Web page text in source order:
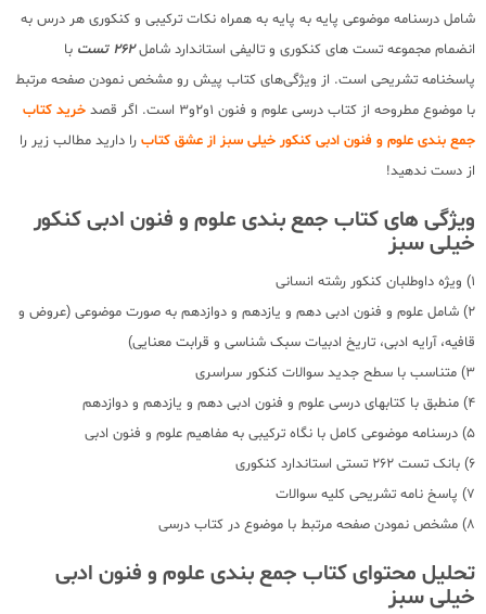
شامل درسنامه موضوعی پایه به پایه به همراه نکات ترکیبی و کنکوری هر درس به
انضمام مجموعه تست های کنکوری و تالیفی استاندارد شامل262 تست
با
پاسخنامه تشریحی است. از ویژگی‌های کتاب پیش رو مشخص نمودن صفحه مرتبط
با موضوع مطروحه از کتاب درسی علوم و فنون 1و2و3 است. اگر قصد
خرید کتاب
جمع بندی علوم و فنون ادبی کنکور خیلی سبز از عشق کتاب را دارید مطالب زیر را
از دست ندهید!
ویژگی های کتاب جمع بندی علوم و فنون ادبی کنکور
خیلی سبز
1) ویژه داوطلبان کنکور رشته انسانی
2) شامل علوم و فنون ادبی دهم و یازدهم و دوازدهم به صورت موضوعی (عروض و
قافیه، آرایه ادبی، تاریخ ادبیات سبک شناسی و قرابت معنایی)
3) متناسب با سطح جدید سوالات کنکور سراسری
4) منطبق با کتابهای درسی علوم و فنون ادبی دهم و یازدهم و دوازدهم
5) درسنامه موضوعی کامل با نگاه ترکیبی به مفاهیم علوم و فنون ادبی
6) بانک تست 262 تستی استاندارد کنکوری
7) پاسخ نامه تشریحی کلیه سوالات
8) مشخص نمودن صفحه مرتبط با موضوع در کتاب درسی
تحلیل محتوای کتاب جمع بندی علوم و فنون ادبی
خیلی سبز